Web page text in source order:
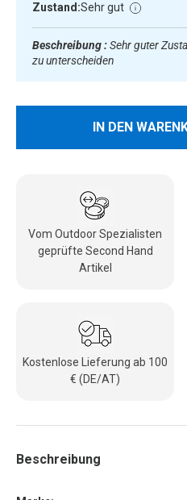
Zustand:Sehr gut
Beschreibung :Sehr guter
zu unterscheiden
IN DEN
Vom Outdoor Spezialisten
geprüfte Second Hand
Artikel
Kostenlose Lieferung ab 100
€ (DE/AT)
Beschreibung